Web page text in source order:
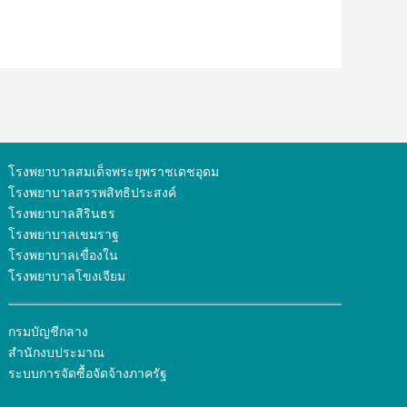
โรงพยาบาลสมเด็จพระยุพราชเดชอุดม
โรงพยาบาลสรรพสิทธิประสงค์
โรงพยาบาลสิรินธร
โรงพยาบาลเขมราฐ
โรงพยาบาลเขื่องใน
โรงพยาบาลโขงเจียม
กรมบัญชีกลาง
สำนักงบประมาณ
ระบบการจัดซื้อจัดจ้างภาครัฐ